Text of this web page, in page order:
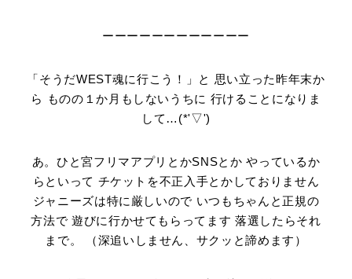
ーーーーーーーーーーーー
「そうだWEST魂に行こう！」と 思い立った昨年末か
ら ものの１か月もしないうちに 行けることになりま
して…(*'▽')
あ。ひと宮フリマアプリとかSNSとか やっているか
らといって チケットを不正入手とかしておりません
ジャニーズは特に厳しいので いつもちゃんと正規の
方法で 遊びに行かせてもらってます 落選したらそれ
まで。 （深追いしません、サクッと諦めます）